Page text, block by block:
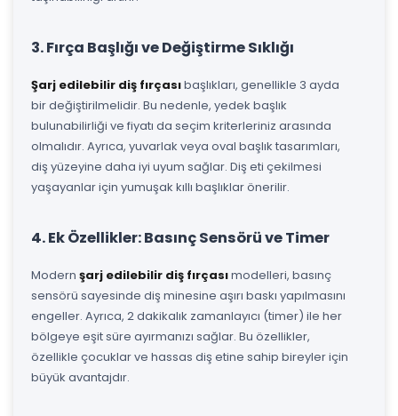
3. Fırça Başlığı ve Değiştirme Sıklığı
Şarj edilebilir diş fırçasıbaşlıkları, genellikle 3 ayda
bir değiştirilmelidir. Bu nedenle, yedek başlık
bulunabilirliği ve fiyatı da seçim kriterleriniz arasında
olmalıdır. Ayrıca, yuvarlak veya oval başlık tasarımları,
diş yüzeyine daha iyi uyum sağlar. Diş eti çekilmesi
yaşayanlar için yumuşak kıllı başlıklar önerilir.
4. Ek Özellikler: Basınç Sensörü ve Timer
Modern şarj edilebilir diş fırçasımodelleri, basınç
sensörü sayesinde diş minesine aşırı baskı yapılmasını
engeller. Ayrıca, 2 dakikalık zamanlayıcı (timer) ile her
bölgeye eşit süre ayırmanızı sağlar. Bu özellikler,
özellikle çocuklar ve hassas diş etine sahip bireyler için
büyük avantajdır.